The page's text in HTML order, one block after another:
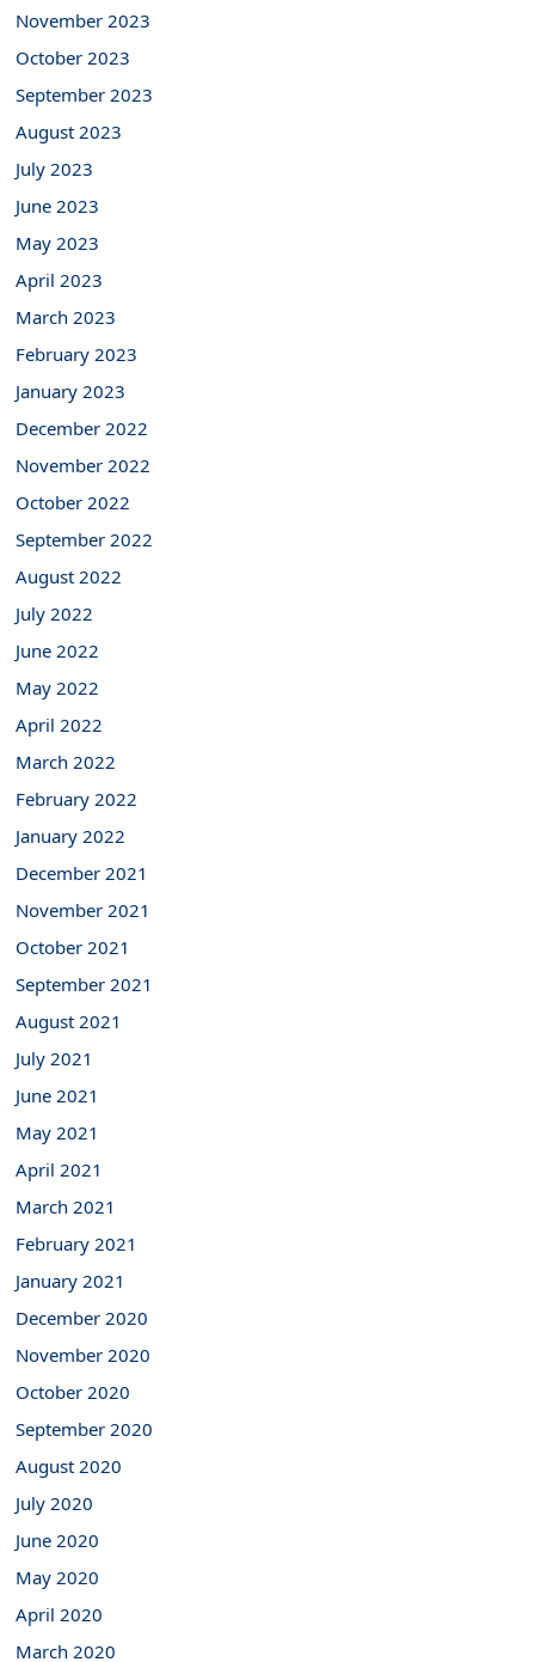
November 2023
October 2023
September 2023
August 2023
July 2023
June 2023
May 2023
April 2023
March 2023
February 2023
January 2023
December 2022
November 2022
October 2022
September 2022
August 2022
July 2022
June 2022
May 2022
April 2022
March 2022
February 2022
January 2022
December 2021
November 2021
October 2021
September 2021
August 2021
July 2021
June 2021
May 2021
April 2021
March 2021
February 2021
January 2021
December 2020
November 2020
October 2020
September 2020
August 2020
July 2020
June 2020
May 2020
April 2020
March 2020